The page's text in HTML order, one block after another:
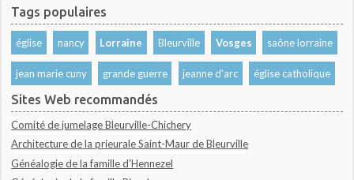
Tags populaires
église nancy Lorraine Bleurville Vosges saône lorraine
jean marie cuny grande guerre jeanne d'arc église catholique
Sites Web recommandés
Comité de jumelage Bleurville-Chichery
Architecture de la prieurale Saint-Maur de Bleurville
Généalogie de la famille d'Hennezel